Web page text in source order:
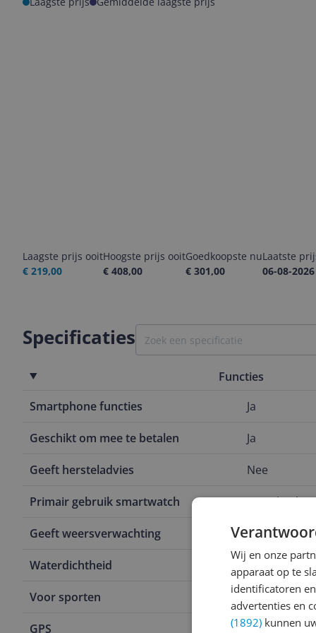
Laagste prijs ooit
€ 219,00
Hoogste prijs ooit
€ 408,00
Goedkoopste nu
€ 301,00
Laatste
06-08-2026
Specificaties
Functies
Smartphone functies
Ja
Geschikt om mee te betalen Ja
Geeft hersteladvies Nee
Primair gebruik smartwatch
Geeft weersverwachting Ja
Waterdichtheid 5 ATM
Voor sporten Fitness
GPS Nee
Wij en onze
apparaat op te
identificatoren
advertenties en
(1892) kunnen